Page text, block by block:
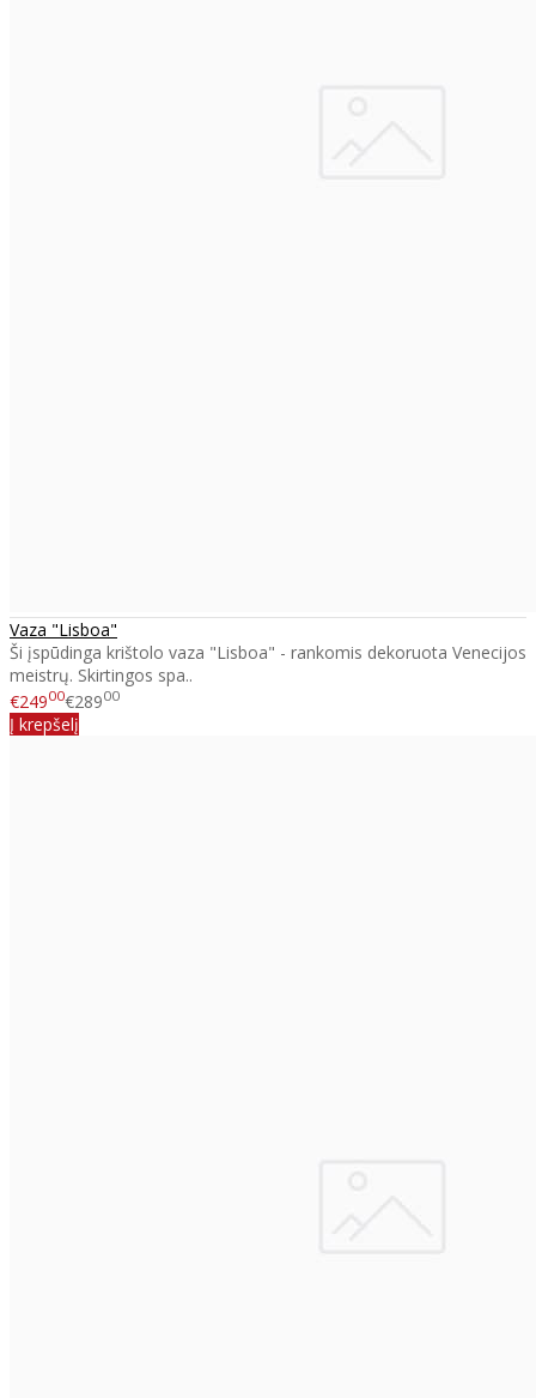
Vaza "Lisboa"
Ši įspūdinga krištolo vaza "Lisboa" - rankomis dekoruota Venecijos
meistrų. Skirtingos spa..
€24900€28900
Į krepšelį